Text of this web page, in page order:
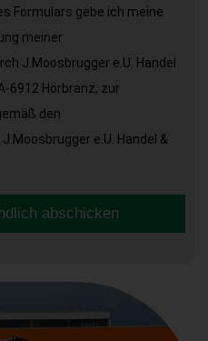
Formulars gebe ich meine
meiner
J.Moosbrugger e.U. Handel
6912 Hörbranz, zur
den
J.Moosbrugger e.U. Handel &
abschicken